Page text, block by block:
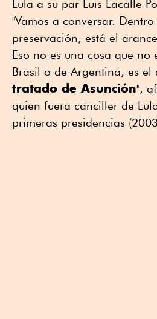
Lula a su par Luis Lacalle
"Vamos a conversar.
preservación, está el
Eso no es una cosa que no
Brasil o de Argentina, es
tratado de Asunción",
quien fuera canciller de
primeras presidencias